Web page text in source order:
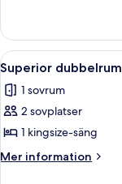
dubbelrum
rullstolsanpassad
dusch
Öppna
alla
foton
för
Superior
dubbelrum
6
Superior
1 sovrum
2 sovplatser
1 kingsize-säng
Mer information
Mer